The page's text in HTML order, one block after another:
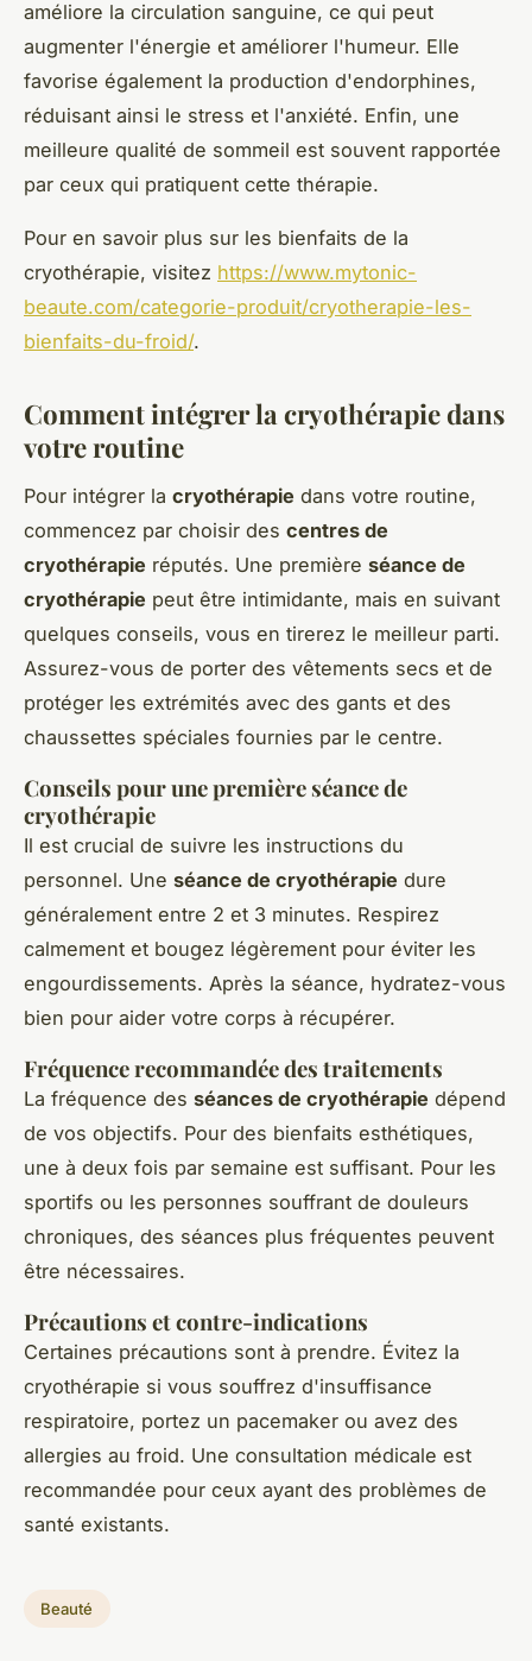
améliore la circulation sanguine, ce qui peut
augmenter l'énergie et améliorer l'humeur. Elle
favorise également la production d'endorphines,
réduisant ainsi le stress et l'anxiété. Enfin, une
meilleure qualité de sommeil est souvent rapportée
par ceux qui pratiquent cette thérapie.
Pour en savoir plus sur les bienfaits de la
cryothérapie, visitez https://www.mytonic-
beaute.com/categorie-produit/cryotherapie-les-
bienfaits-du-froid/.
Comment intégrer la cryothérapie dans
votre routine
Pour intégrer la cryothérapie dans votre routine,
commencez par choisir des centres de
cryothérapie réputés. Une première séance de
cryothérapie peut être intimidante, mais en suivant
quelques conseils, vous en tirerez le meilleur parti.
Assurez-vous de porter des vêtements secs et de
protéger les extrémités avec des gants et des
chaussettes spéciales fournies par le centre.
Conseils pour une première séance de
cryothérapie
Il est crucial de suivre les instructions du
personnel. Une séance de cryothérapie dure
généralement entre 2 et 3 minutes. Respirez
calmement et bougez légèrement pour éviter les
engourdissements. Après la séance, hydratez-vous
bien pour aider votre corps à récupérer.
Fréquence recommandée des traitements
La fréquence des séances de cryothérapie dépend
de vos objectifs. Pour des bienfaits esthétiques,
une à deux fois par semaine est suffisant. Pour les
sportifs ou les personnes souffrant de douleurs
chroniques, des séances plus fréquentes peuvent
être nécessaires.
Précautions et contre-indications
Certaines précautions sont à prendre. Évitez la
cryothérapie si vous souffrez d'insuffisance
respiratoire, portez un pacemaker ou avez des
allergies au froid. Une consultation médicale est
recommandée pour ceux ayant des problèmes de
santé existants.
Beauté